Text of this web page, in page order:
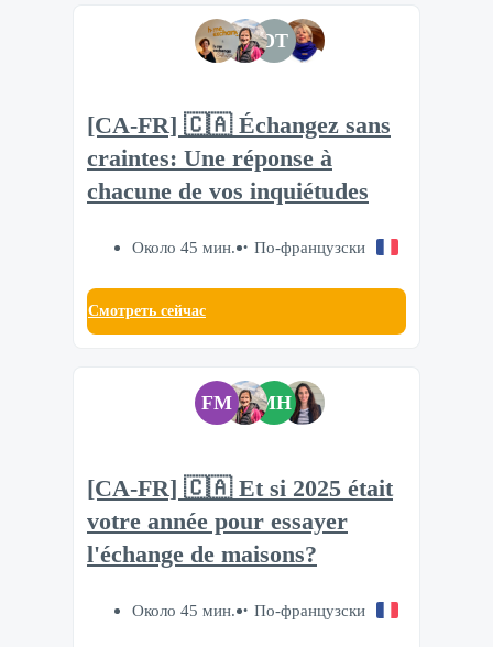
DT
[CA-FR] 🇨🇦 Échangez sans
craintes: Une réponse à
chacune de vos inquiétudes
Около 45 мин. По-французски
Смотреть сейчас
FM MH
[CA-FR] 🇨🇦 Et si 2025 était
votre année pour essayer
l'échange de maisons?
Около 45 мин. По-французски